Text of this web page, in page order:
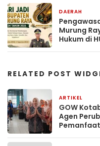
DAERAH
Murung
Hukum di
RELATED POST
ARTIKEL
GOW
Agen